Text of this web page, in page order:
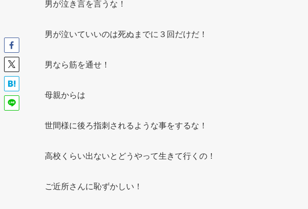
男が泣き言を言うな！
男が泣いていいのは死ぬまでに３回だけだ！
男なら筋を通せ！
母親からは
世間様に後ろ指刺されるような事をするな！
高校くらい出ないとどうやって生きて行くの！
ご近所さんに恥ずかしい！